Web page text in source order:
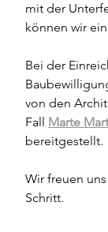
mit der
können wir
Bei der
von den
Fall Marte
bereitgestellt.
Wir freuen
Schritt.